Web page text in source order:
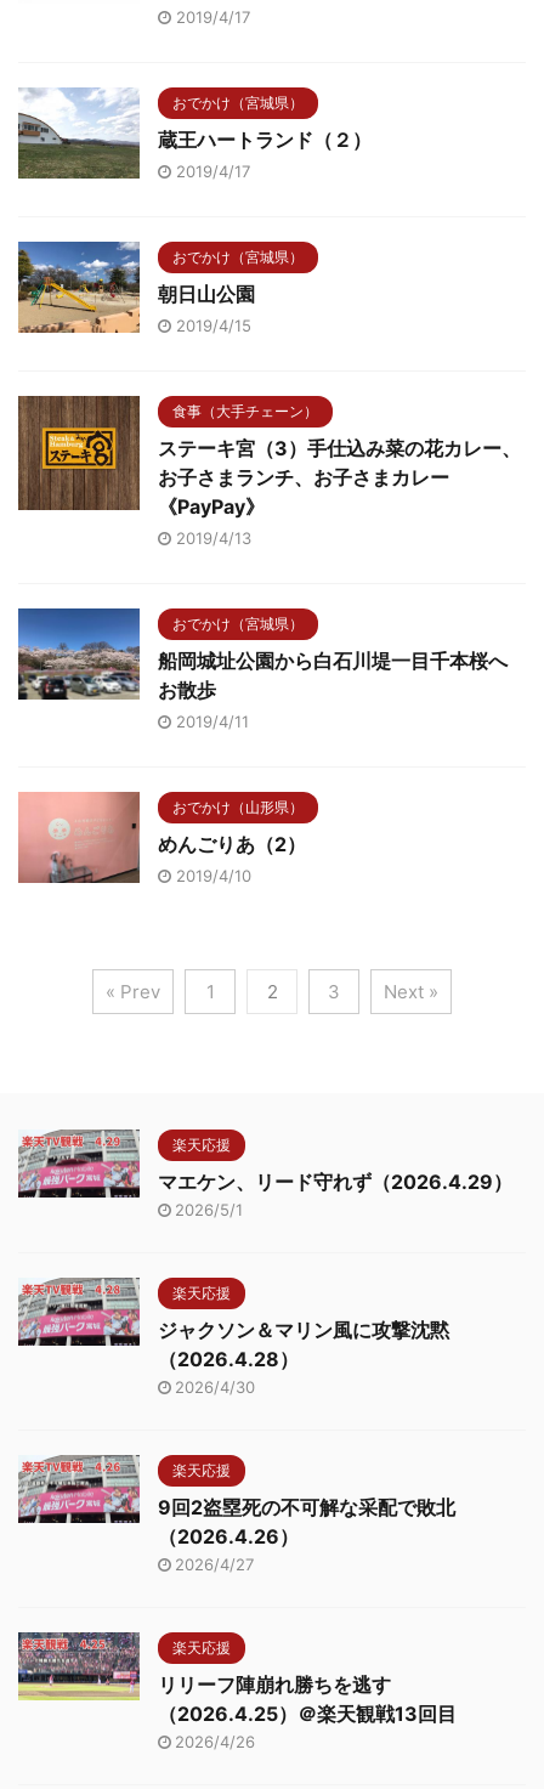
2019/4/17
おでかけ（宮城県）
蔵王ハートランド（２）
2019/4/17
おでかけ（宮城県）
朝日山公園
2019/4/15
食事（大手チェーン）
ステーキ宮（3）手仕込み菜の花カレー、
お子さまランチ、お子さまカレー
《PayPay》
2019/4/13
おでかけ（宮城県）
船岡城址公園から白石川堤一目千本桜へ
お散歩
2019/4/11
おでかけ（山形県）
めんごりあ（2）
2019/4/10
« Prev 1 2 3 Next »
楽天応援
マエケン、リード守れず（2026.4.29）
2026/5/1
楽天応援
ジャクソン＆マリン風に攻撃沈黙
（2026.4.28）
2026/4/30
楽天応援
9回2盗塁死の不可解な采配で敗北
（2026.4.26）
2026/4/27
楽天応援
リリーフ陣崩れ勝ちを逃す
（2026.4.25）＠楽天観戦13回目
2026/4/26